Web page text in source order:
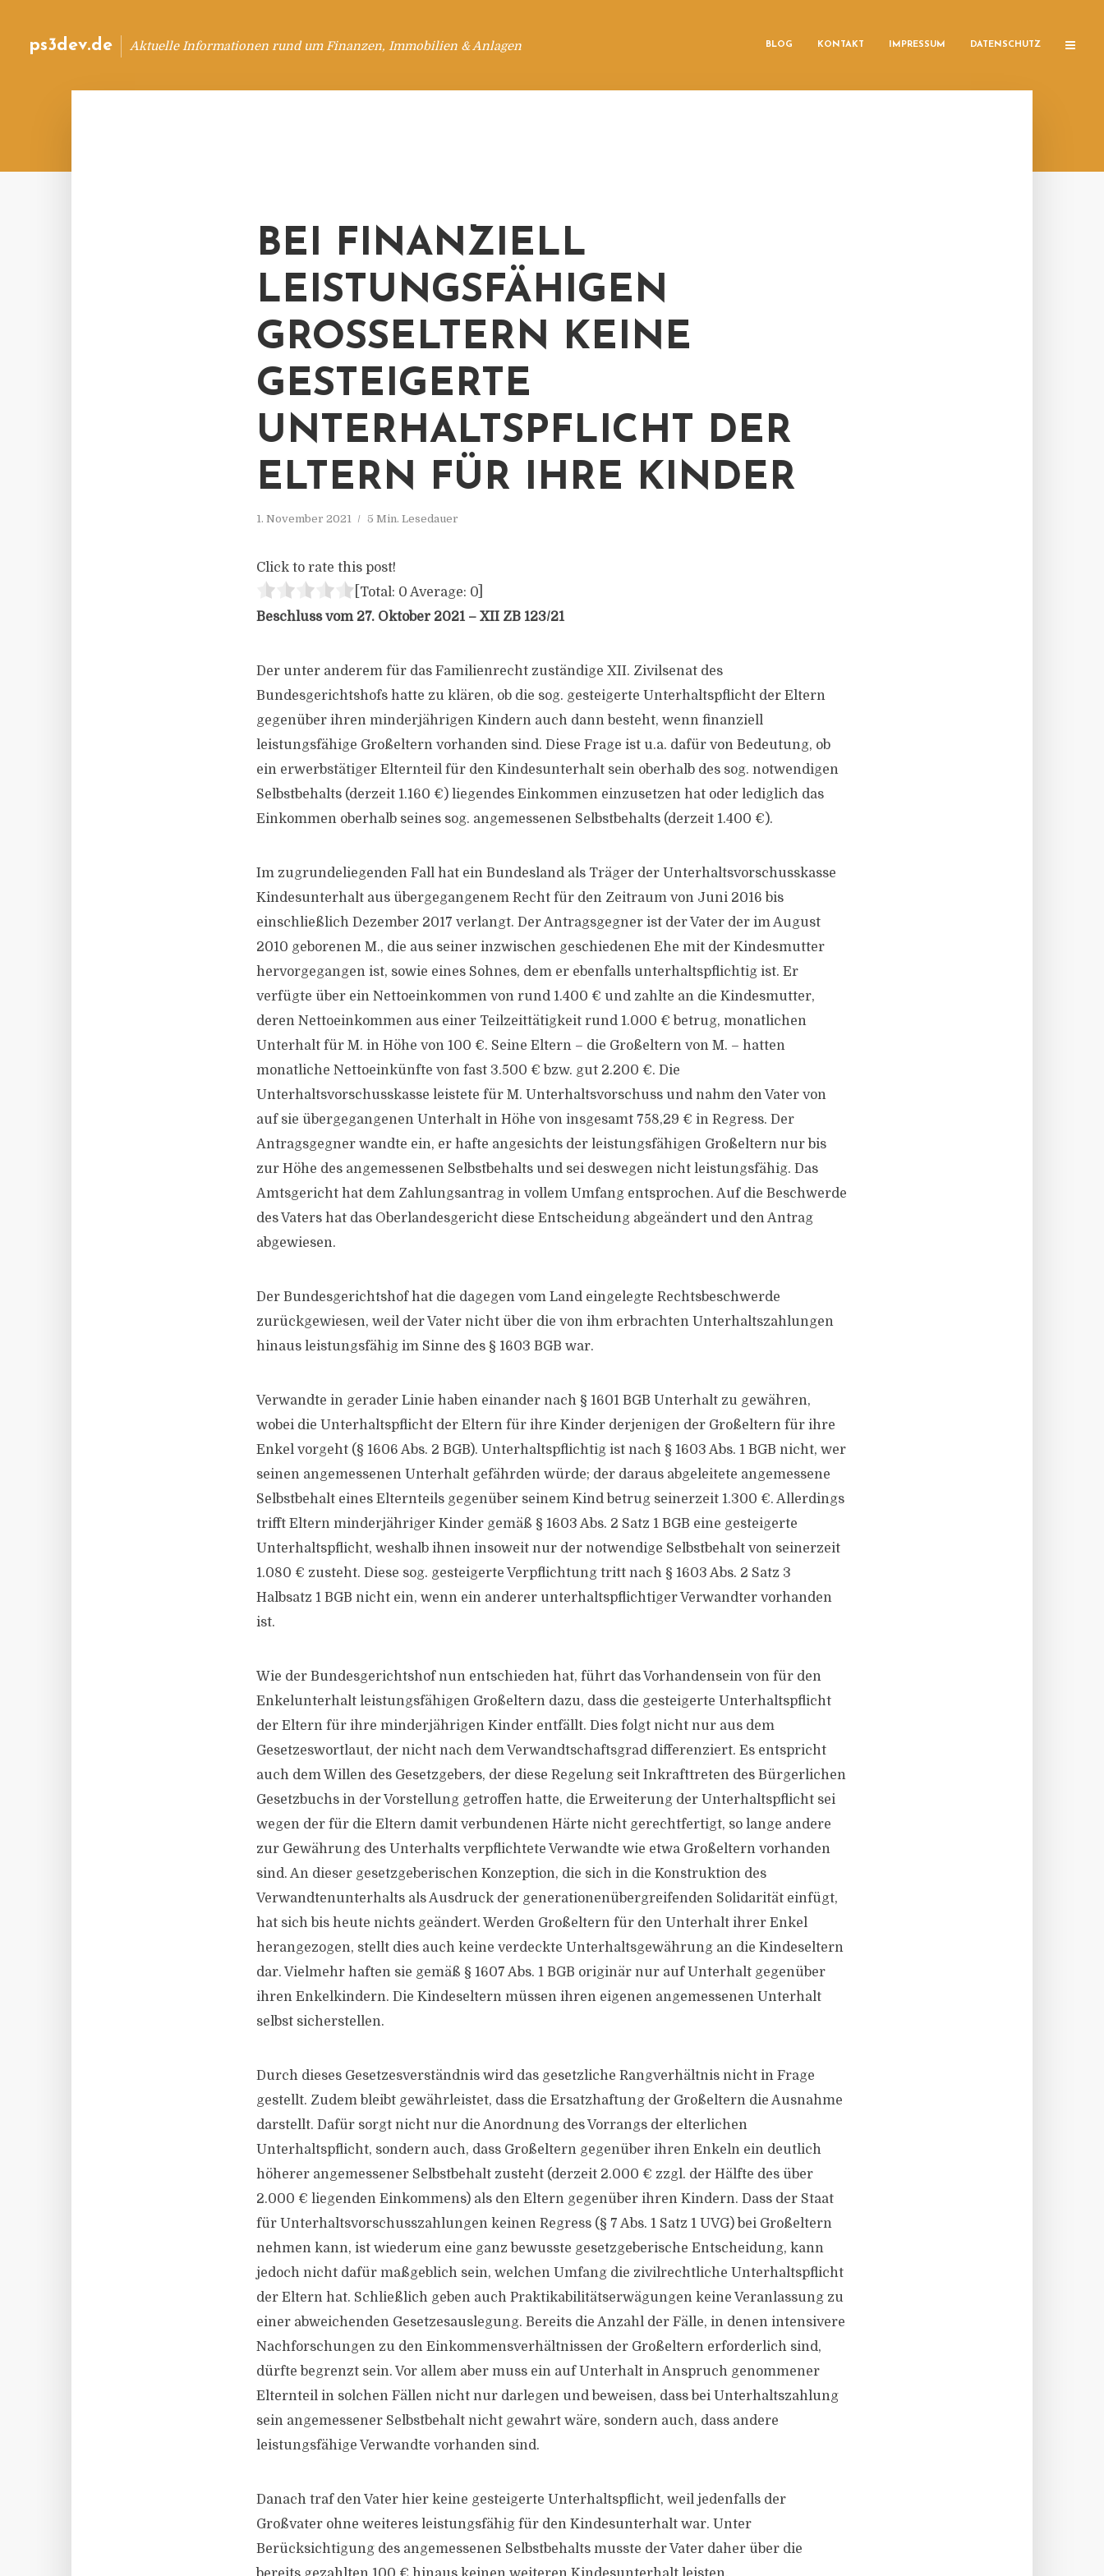
ps3dev.de Aktuelle Informationen rund um Finanzen, Immobilien & Anlagen BLOG KONTAKT IMPRESSUM DATENSCHUTZ
BEI FINANZIELL
LEISTUNGSFÄHIGEN
GROSSELTERN KEINE G
ESTEIGERTE U
NTERHALTSPFLICHT DER E
LTERN FÜR IHRE KINDER
1. November 2021 5 Min. Lesedauer
Click to rate this post!
[Total: 0 Average: 0
Beschluss vom 27. Oktober 2021 – XII ZB 123/21
Der unter anderem für das Familienrecht zuständige XII. Zivilsenat des
Bundesgerichtshofs hatte zu klären, ob die sog. gesteigerte Unterhaltspflicht der Eltern
gegenüber ihren minderjährigen Kindern auch dann besteht, wenn finanziell
leistungsfähige Großeltern vorhanden sind. Diese Frage ist u.a. dafür von Bedeutung, ob
ein erwerbstätiger Elternteil für den Kindesunterhalt sein oberhalb des sog. notwendigen
Selbstbehalts (derzeit 1.160 €) liegendes Einkommen einzusetzen hat oder lediglich das
Einkommen oberhalb seines sog. angemessenen Selbstbehalts (derzeit 1.400 €).
Im zugrundeliegenden Fall hat ein Bundesland als Träger der Unterhaltsvorschusskasse
Kindesunterhalt aus übergegangenem Recht für den Zeitraum von Juni 2016 bis
einschließlich Dezember 2017 verlangt. Der Antragsgegner ist der Vater der im August
2010 geborenen M., die aus seiner inzwischen geschiedenen Ehe mit der Kindesmutter
hervorgegangen ist, sowie eines Sohnes, dem er ebenfalls unterhaltspflichtig ist. Er
verfügte über ein Nettoeinkommen von rund 1.400 € und zahlte an die Kindesmutter,
deren Nettoeinkommen aus einer Teilzeittätigkeit rund 1.000 € betrug, monatlichen
Unterhalt für M. in Höhe von 100 €. Seine Eltern – die Großeltern von M. – hatten
monatliche Nettoeinkünfte von fast 3.500 € bzw. gut 2.200 €. Die
Unterhaltsvorschusskasse leistete für M. Unterhaltsvorschuss und nahm den Vater von
auf sie übergegangenen Unterhalt in Höhe von insgesamt 758,29 € in Regress. Der
Antragsgegner wandte ein, er hafte angesichts der leistungsfähigen Großeltern nur bis
zur Höhe des angemessenen Selbstbehalts und sei deswegen nicht leistungsfähig. Das
Amtsgericht hat dem Zahlungsantrag in vollem Umfang entsprochen. Auf die Beschwerde
des Vaters hat das Oberlandesgericht diese Entscheidung abgeändert und den Antrag
abgewiesen.
Der Bundesgerichtshof hat die dagegen vom Land eingelegte Rechtsbeschwerde
zurückgewiesen, weil der Vater nicht über die von ihm erbrachten Unterhaltszahlungen
hinaus leistungsfähig im Sinne des § 1603 BGB war.
Verwandte in gerader Linie haben einander nach § 1601 BGB Unterhalt zu gewähren,
wobei die Unterhaltspflicht der Eltern für ihre Kinder derjenigen der Großeltern für ihre
Enkel vorgeht (§ 1606 Abs. 2 BGB). Unterhaltspflichtig ist nach § 1603 Abs. 1 BGB nicht, wer
seinen angemessenen Unterhalt gefährden würde; der daraus abgeleitete angemessene
Selbstbehalt eines Elternteils gegenüber seinem Kind betrug seinerzeit 1.300 €. Allerdings
trifft Eltern minderjähriger Kinder gemäß § 1603 Abs. 2 Satz 1 BGB eine gesteigerte
Unterhaltspflicht, weshalb ihnen insoweit nur der notwendige Selbstbehalt von seinerzeit
1.080 € zusteht. Diese sog. gesteigerte Verpflichtung tritt nach § 1603 Abs. 2 Satz 3
Halbsatz 1 BGB nicht ein, wenn ein anderer unterhaltspflichtiger Verwandter vorhanden
ist.
Wie der Bundesgerichtshof nun entschieden hat, führt das Vorhandensein von für den
Enkelunterhalt leistungsfähigen Großeltern dazu, dass die gesteigerte Unterhaltspflicht
der Eltern für ihre minderjährigen Kinder entfällt. Dies folgt nicht nur aus dem
Gesetzeswortlaut, der nicht nach dem Verwandtschaftsgrad differenziert. Es entspricht
auch dem Willen des Gesetzgebers, der diese Regelung seit Inkrafttreten des Bürgerlichen
Gesetzbuchs in der Vorstellung getroffen hatte, die Erweiterung der Unterhaltspflicht sei
wegen der für die Eltern damit verbundenen Härte nicht gerechtfertigt, so lange andere
zur Gewährung des Unterhalts verpflichtete Verwandte wie etwa Großeltern vorhanden
sind. An dieser gesetzgeberischen Konzeption, die sich in die Konstruktion des
Verwandtenunterhalts als Ausdruck der generationenübergreifenden Solidarität einfügt,
hat sich bis heute nichts geändert. Werden Großeltern für den Unterhalt ihrer Enkel
herangezogen, stellt dies auch keine verdeckte Unterhaltsgewährung an die Kindeseltern
dar. Vielmehr haften sie gemäß § 1607 Abs. 1 BGB originär nur auf Unterhalt gegenüber
ihren Enkelkindern. Die Kindeseltern müssen ihren eigenen angemessenen Unterhalt
selbst sicherstellen.
Durch dieses Gesetzesverständnis wird das gesetzliche Rangverhältnis nicht in Frage
gestellt. Zudem bleibt gewährleistet, dass die Ersatzhaftung der Großeltern die Ausnahme
darstellt. Dafür sorgt nicht nur die Anordnung des Vorrangs der elterlichen
Unterhaltspflicht, sondern auch, dass Großeltern gegenüber ihren Enkeln ein deutlich
höherer angemessener Selbstbehalt zusteht (derzeit 2.000 € zzgl. der Hälfte des über
2.000 € liegenden Einkommens) als den Eltern gegenüber ihren Kindern. Dass der Staat
für Unterhaltsvorschusszahlungen keinen Regress (§ 7 Abs. 1 Satz 1 UVG) bei Großeltern
nehmen kann, ist wiederum eine ganz bewusste gesetzgeberische Entscheidung, kann
jedoch nicht dafür maßgeblich sein, welchen Umfang die zivilrechtliche Unterhaltspflicht
der Eltern hat. Schließlich geben auch Praktikabilitätserwägungen keine Veranlassung zu
einer abweichenden Gesetzesauslegung. Bereits die Anzahl der Fälle, in denen intensivere
Nachforschungen zu den Einkommensverhältnissen der Großeltern erforderlich sind,
dürfte begrenzt sein. Vor allem aber muss ein auf Unterhalt in Anspruch genommener
Elternteil in solchen Fällen nicht nur darlegen und beweisen, dass bei Unterhaltszahlung
sein angemessener Selbstbehalt nicht gewahrt wäre, sondern auch, dass andere
leistungsfähige Verwandte vorhanden sind.
Danach traf den Vater hier keine gesteigerte Unterhaltspflicht, weil jedenfalls der
Großvater ohne weiteres leistungsfähig für den Kindesunterhalt war. Unter
Berücksichtigung des angemessenen Selbstbehalts musste der Vater daher über die